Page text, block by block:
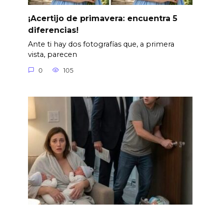
¡Acertijo de primavera: encuentra 5
diferencias!
Ante ti hay dos fotografías que, a primera
vista, parecen
0 105